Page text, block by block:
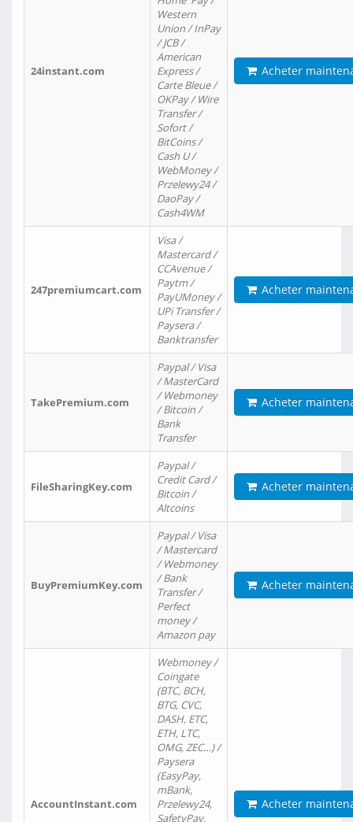
24instant.com
Western
Union / InPay
/ JCB /
American
Express /
Carte Bleue /
OKPay / Wire
Transfer /
Sofort /
BitCoins /
Cash U /
WebMoney /
Przelewy24 /
DaoPay /
Cash4WM
Acheter
247premiumcart.com
Visa /
Mastercard /
CCAvenue /
Paytm /
PayUMoney /
UPi Transfer /
Paysera /
Banktransfer
Acheter
TakePremium.com
Paypal / Visa
/ MasterCard
/ Webmoney
/ Bitcoin /
Bank
Transfer
Acheter
FileSharingKey.com
Paypal /
Credit Card /
Bitcoin /
Altcoins
Acheter
BuyPremiumKey.com
Paypal / Visa
/ Mastercard
/ Webmoney
/ Bank
Transfer /
Perfect
money /
Amazon pay
Acheter
AccountInstant.com
Webmoney /
Coingate
(BTC, BCH,
BTG, CVC,
DASH, ETC,
ETH, LTC,
OMG, ZEC…) /
Paysera
(EasyPay,
mBank,
Przelewy24,
SafetyPay,
Acheter